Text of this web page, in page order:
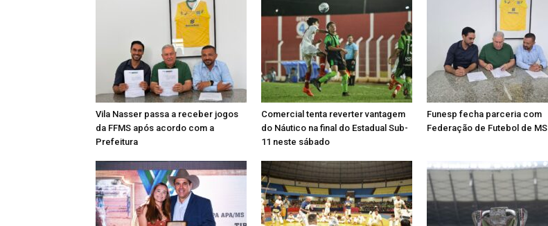
Vila Nasser passa a receber jogos
da FFMS após acordo com a
Prefeitura
Comercial tenta reverter vantagem
do Náutico na final do Estadual Sub-
11 neste sábado
Funesp fecha parceria com
Federação de Futebol de MS